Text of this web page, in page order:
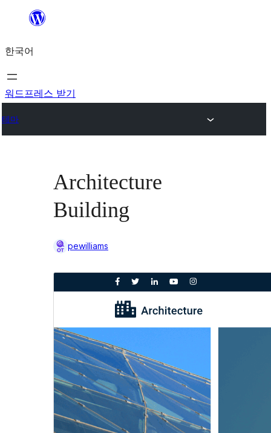
츠
로
바
가
한국어
워드프레스 받기
테마
Architecture
Building
pewilliams